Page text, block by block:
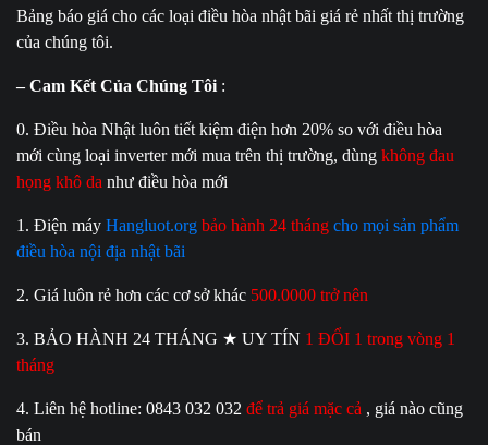
Bảng báo giá cho các loại điều hòa nhật bãi giá rẻ nhất thị trường
của chúng tôi.
– Cam Kết Của Chúng Tôi :
0. Điều hòa Nhật luôn tiết kiệm điện hơn 20% so với điều hòa
mới cùng loại inverter mới mua trên thị trường, dùng không đau
họng khô da như điều hòa mới
1. Điện máy Hangluot.org bảo hành 24 tháng cho mọi sản phẩm
điều hòa nội địa nhật bãi
2. Giá luôn rẻ hơn các cơ sở khác 500.0000 trở nên
3. BẢO HÀNH 24 THÁNG ★ UY TÍN 1 ĐỔI 1 trong vòng 1
tháng
4. Liên hệ hotline: 0843 032 032 để trả giá mặc cả , giá nào cũng
bán